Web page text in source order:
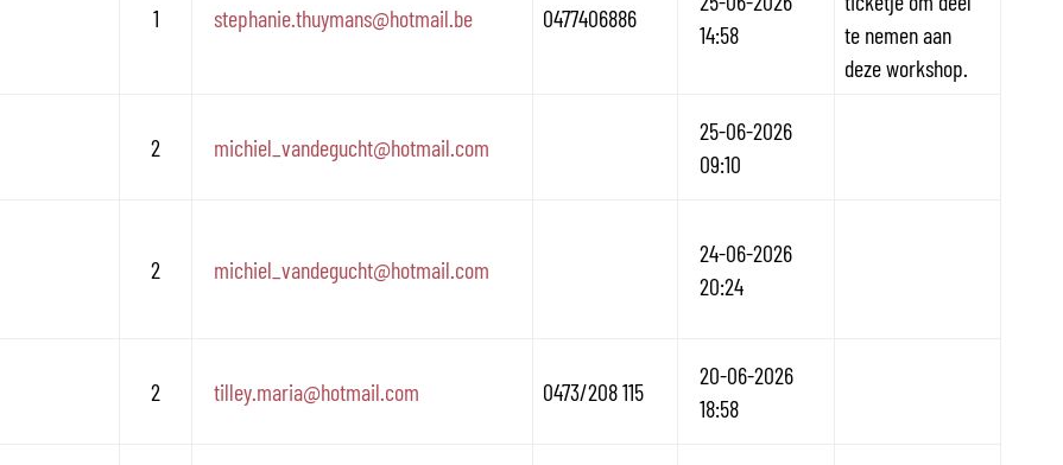
1 stephanie.thuymans@hotmail.be 0477406886
14:58
te nemen aan
deze workshop.
2 michiel_vandegucht@hotmail.com
25-06-2026
09:10
2 michiel_vandegucht@hotmail.com
24-06-2026
20:24
2 tilley.maria@hotmail.com 0473/208 115
20-06-2026
18:58